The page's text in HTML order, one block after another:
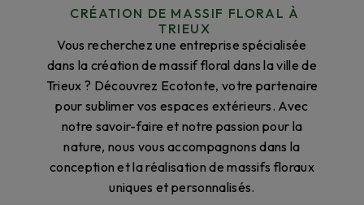
CRÉATION DE MASSIF FLORAL À
TRIEUX
Vous recherchez une entreprise spécialisée
dans la création de massif floral dans la ville de
Trieux ? Découvrez Ecotonte, votre partenaire
pour sublimer vos espaces extérieurs. Avec
notre savoir-faire et notre passion pour la
nature, nous vous accompagnons dans la
conception et la réalisation de massifs floraux
uniques et personnalisés.